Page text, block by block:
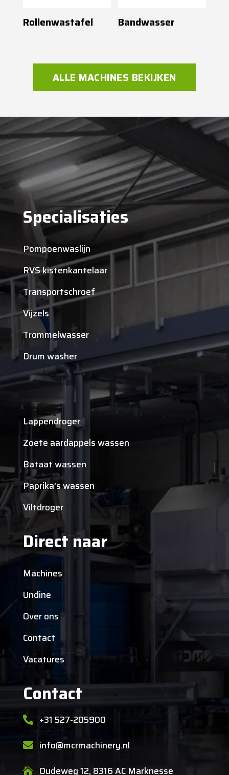
Rollenwastafel Bandwasser
ALLE MACHINES BEKIJKEN
Specialisaties
Pompoenwaslijn
RVS kistenkantelaar
Transportschroef
Vijzels
Trommelwasser
Drum washer
Lappendroger
Zoete aardappels wassen
Bataat wassen
Paprika’s wassen
Viltdroger
Direct naar
Machines
Undine
Over ons
Contact
Vacatures
Contact
 +31 527-205900
 info@mcrmachinery.nl
 Oudeweg 12, 8316 AC Marknesse